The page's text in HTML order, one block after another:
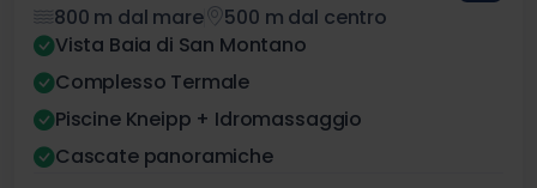
800 m dal mare
500 m dal centro
Vista Baia di San Montano
Complesso Termale
Piscine Kneipp + Idromassaggio
Cascate panoramiche